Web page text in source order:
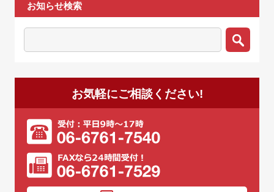
お知らせ検索
お気軽にご相談ください!